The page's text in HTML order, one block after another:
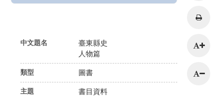
中文題名
臺東縣史
人物篇
類型 圖書
主題
書目資料